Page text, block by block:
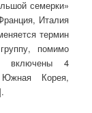
семерки»
Италия
термин
помимо
включены 4
Южная Корея,